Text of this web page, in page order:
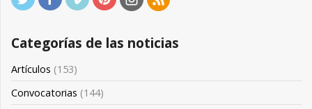
Categorías de las noticias
Artículos (153)
Convocatorias (144)